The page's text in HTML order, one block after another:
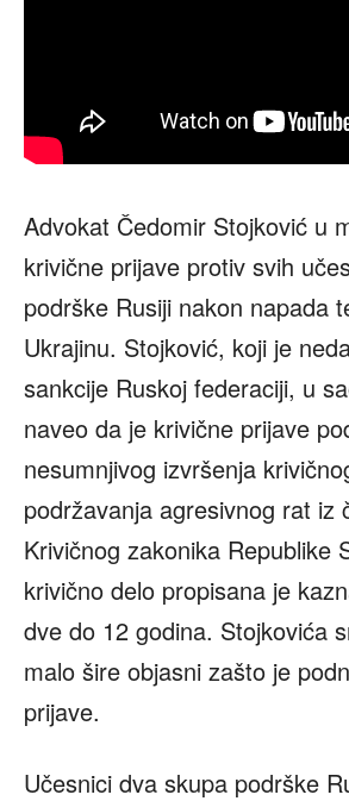
Advokat Čedomir Stojković u
krivične prijave protiv svih
podrške Rusiji nakon napada
Ukrajinu. Stojković, koji je
sankcije Ruskoj federaciji, u
naveo da je krivične prijave
nesumnjivog izvršenja
podržavanja agresivnog rat iz
Krivičnog zakonika Republike
krivično delo propisana je
dve do 12 godina. Stojkovića
malo šire objasni zašto je
prijave.
Učesnici dva skupa podrške